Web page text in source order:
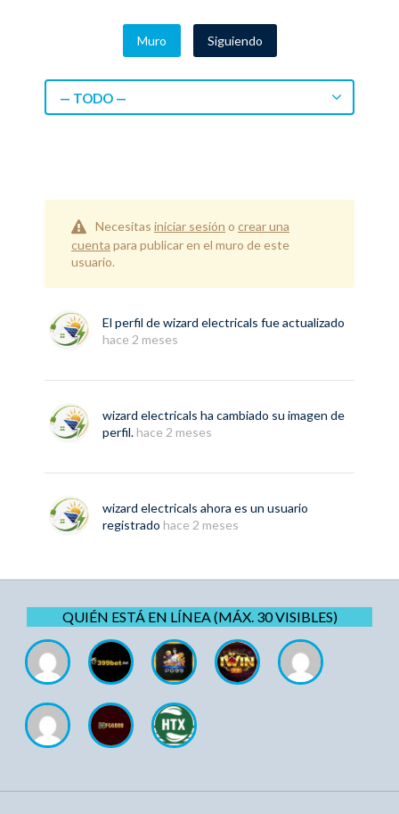
Muro Siguiendo
— TODO —
Necesitas iniciar sesión o crear una
cuenta para publicar en el muro de este
usuario.
El perfil dewizard electricals fue actualizado
hace 2 meses
wizard electricals ha cambiado su imagen de
perfil. hace 2 meses
wizard electricals ahora es un usuario
registrado hace 2 meses
QUIÉN ESTÁ EN LÍNEA (MÁX. 30 VISIBLES)